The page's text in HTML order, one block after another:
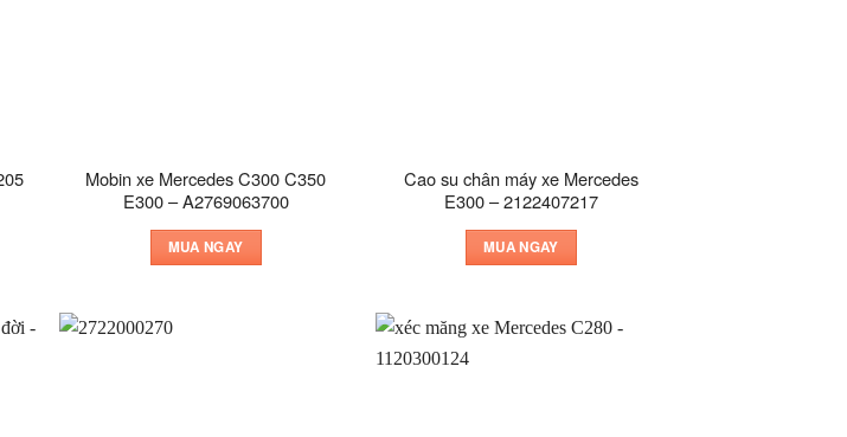
Mobin xe Mercedes C300 C350
E300 – A2769063700
MUA NGAY
Cao su chân máy xe Mercedes
E300 – 2122407217
MUA NGAY